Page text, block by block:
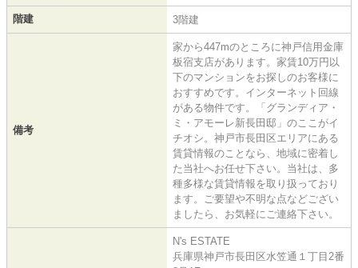
階建 3階建
備考
家から447mのところに神戸信用金庫
板宿支店があります。家賃10万円以
下のマンションをお探しのお客様に
おすすめです。インターネット回線
がある物件です。「グランディア・
ミ・アモーレ新長田邸」のここがイ
チオシ。神戸市長田区エリアにある
賃貸情報のことなら、地域に密着し
た当社へお任せ下さい。当社は、多
種多様な賃貸情報を取り扱っており
ます。ご要望や不明な点などござい
ましたら、お気軽にご連絡下さい。
N's ESTATE
兵庫県神戸市長田区水笠通１丁目2番